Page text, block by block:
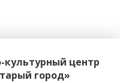
культурный центр
город»